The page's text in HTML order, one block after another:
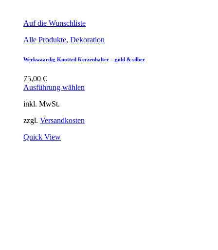
Auf die Wunschliste
Alle Produkte, Dekoration
Werkwaardig Knotted Kerzenhalter – gold & silber
75,00 €
Ausführung wählen
inkl. MwSt.
zzgl. Versandkosten
Quick View